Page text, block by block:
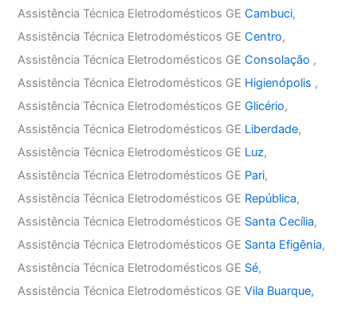
Assistência Técnica Eletrodomésticos GECambuci,
Assistência Técnica Eletrodomésticos GECentro,
Assistência Técnica Eletrodomésticos GEConsolação ,
Assistência Técnica Eletrodomésticos GE Higienópolis ,
Assistência Técnica Eletrodomésticos GEGlicério,
Assistência Técnica Eletrodomésticos GE Liberdade,
Assistência Técnica Eletrodomésticos GE Luz,
Assistência Técnica Eletrodomésticos GE Pari,
Assistência Técnica Eletrodomésticos GE República,
Assistência Técnica Eletrodomésticos GE Santa Cecília,
Assistência Técnica Eletrodomésticos GE Santa Efigênia,
Assistência Técnica Eletrodomésticos GE Sé,
Assistência Técnica Eletrodomésticos GEVila Buarque,